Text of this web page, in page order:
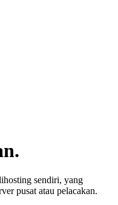
sendiri, yang
pusat atau pelacakan.